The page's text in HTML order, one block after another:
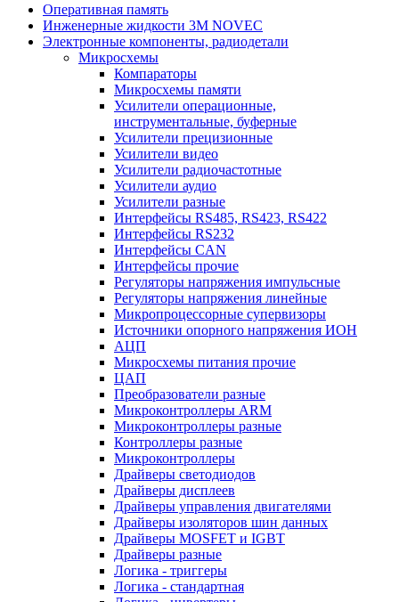
Оперативная память
Инженерные жидкости 3M NOVEC
Электронные компоненты, радиодетали
Микросхемы
Компараторы
Микросхемы памяти
Усилители операционные,
инструментальные, буферные
Усилители прецизионные
Усилители видео
Усилители радиочастотные
Усилители аудио
Усилители разные
Интерфейсы RS485, RS423, RS422
Интерфейсы RS232
Интерфейсы CAN
Интерфейсы прочие
Регуляторы напряжения импульсные
Регуляторы напряжения линейные
Микропроцессорные супервизоры
Источники опорного напряжения ИОН
АЦП
Микросхемы питания прочие
ЦАП
Преобразователи разные
Микроконтроллеры ARM
Микроконтроллеры разные
Контроллеры разные
Микроконтроллеры
Драйверы светодиодов
Драйверы дисплеев
Драйверы управления двигателями
Драйверы изоляторов шин данных
Драйверы MOSFET и IGBT
Драйверы разные
Логика - триггеры
Логика - стандартная